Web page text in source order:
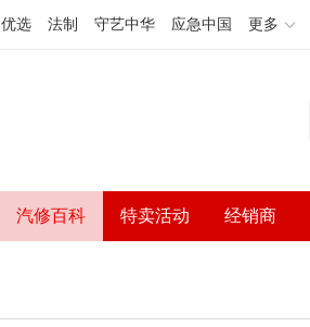
优选 法制 守艺中华 应急中国 更多
汽修百科 特卖活动 经销商